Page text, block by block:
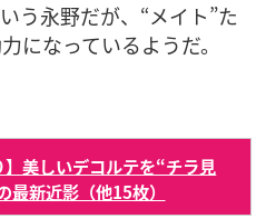
う永野だが、“メイト”た
になっているようだ。
】美しいデコルテを“チラ見
新近影（他15枚）